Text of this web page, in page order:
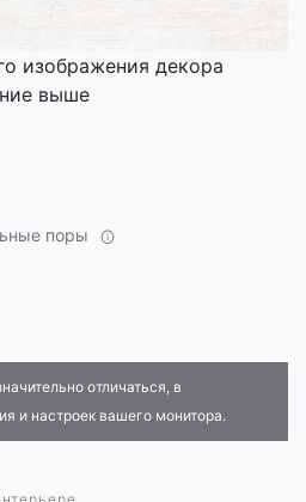
изображения декора
выше
поры
отличаться, в
и настроек вашего монитора.